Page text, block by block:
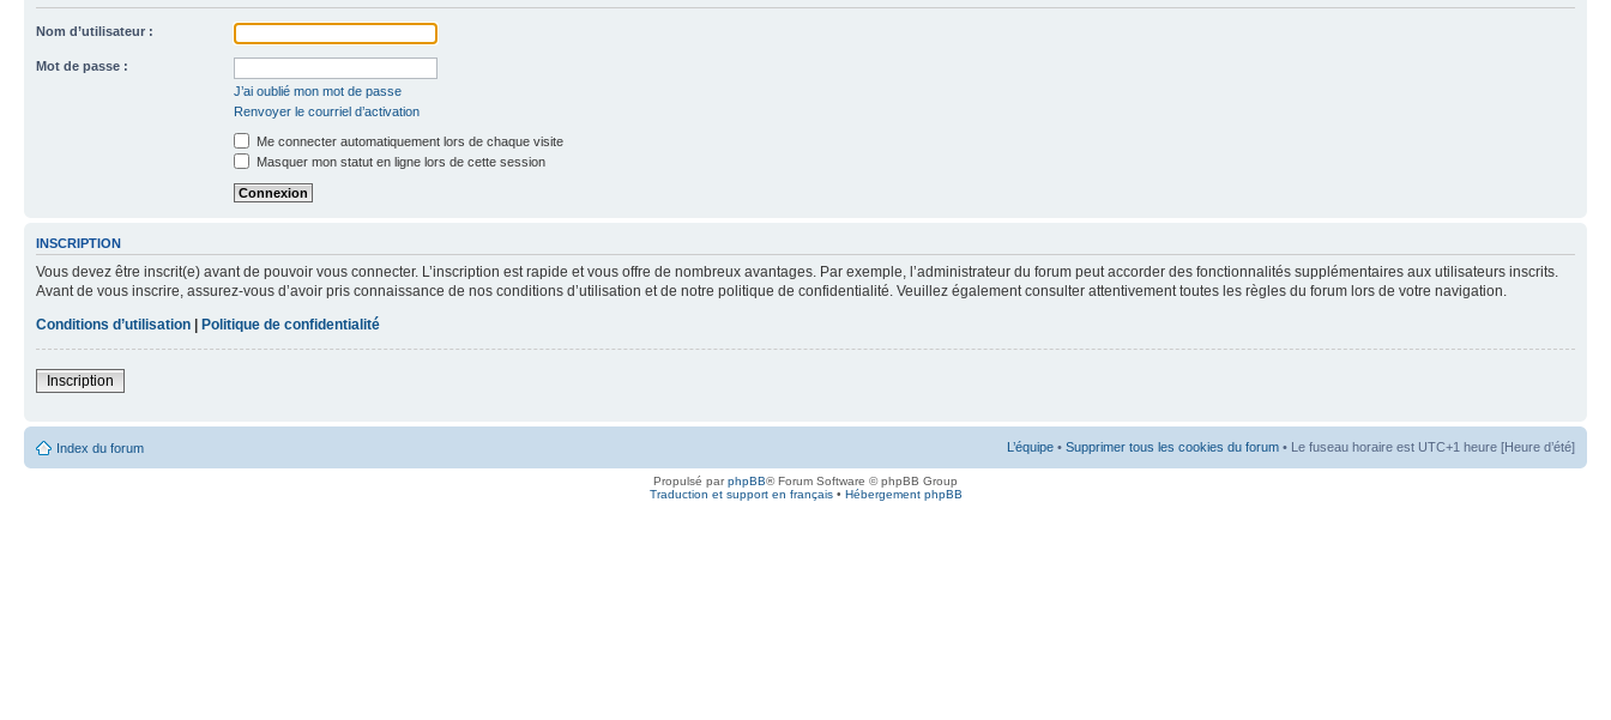
Nom d’utilisateur :
Mot de passe :
J’ai oublié mon mot de passe
Renvoyer le courriel d’activation
Me connecter automatiquement lors de chaque visite
Masquer mon statut en ligne lors de cette session
INSCRIPTION
Vous devez être inscrit(e) avant de pouvoir vous connecter. L’inscription est rapide et vous offre de nombreux avantages. Par exemple, l’administrateur du forum peut accorder des fonctionnalités supplémentaires aux utilisateurs inscrits.
Avant de vous inscrire, assurez-vous d’avoir pris connaissance de nos conditions d’utilisation et de notre politique de confidentialité. Veuillez également consulter attentivement toutes les règles du forum lors de votre navigation.
Conditions d’utilisation | Politique de confidentialité
Inscription
Index du forum L’équipe • Supprimer tous les cookies du forum • Le fuseau horaire est UTC+1 heure [Heure d’été]
Propulsé parphpBB® Forum Software © phpBB Group
Traduction et support en français• Hébergement phpBB